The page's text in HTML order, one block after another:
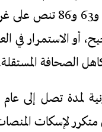
أو الاستمرار في
الصحافة
لمدة تصل
لإسكات المنصات